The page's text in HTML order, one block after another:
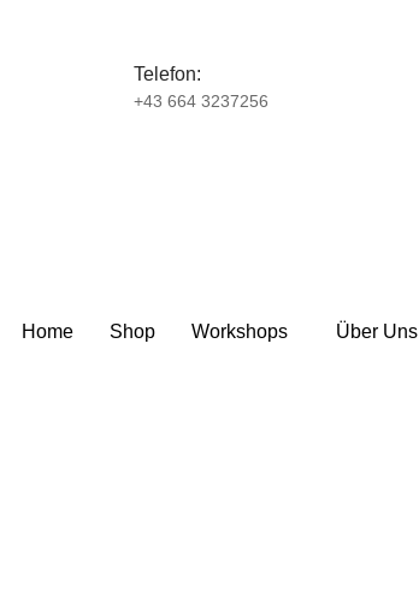
Telefon:
+43 664 3237256
Home Shop Workshops Über Uns